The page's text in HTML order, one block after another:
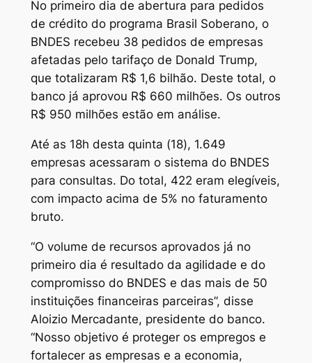
No primeiro dia de abertura para pedidos
de crédito do programa Brasil Soberano, o
BNDES recebeu 38 pedidos de empresas
afetadas pelo tarifaço de Donald Trump,
que totalizaram R$ 1,6 bilhão. Deste total, o
banco já aprovou R$ 660 milhões. Os outros
R$ 950 milhões estão em análise.
Até as 18h desta quinta (18), 1.649
empresas acessaram o sistema do BNDES
para consultas. Do total, 422 eram elegíveis,
com impacto acima de 5% no faturamento
bruto.
“O volume de recursos aprovados já no
primeiro dia é resultado da agilidade e do
compromisso do BNDES e das mais de 50
instituições financeiras parceiras”, disse
Aloizio Mercadante, presidente do banco.
“Nosso objetivo é proteger os empregos e
fortalecer as empresas e a economia,